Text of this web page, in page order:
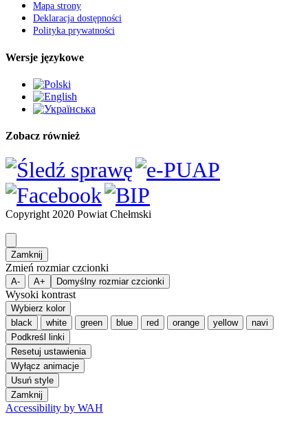
Mapa strony
Deklaracja dostępności
Polityka prywatności
Wersje językowe
Zobacz również
Copyright 2020 Powiat Chełmski
Zamknij
Zmień rozmiar czcionki
A- A+ Domyślny rozmiar czcionki
Wysoki kontrast
Wybierz kolor
black
white green blue red orange yellow
navi
Podkreśl linki
Resetuj ustawienia
Wyłącz animacje
Usuń style
Zamknij
Accessibility by WAH